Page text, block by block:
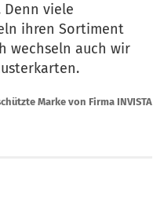
viele
ihren Sortiment
wechseln auch wir
Marke von Firma INVISTA